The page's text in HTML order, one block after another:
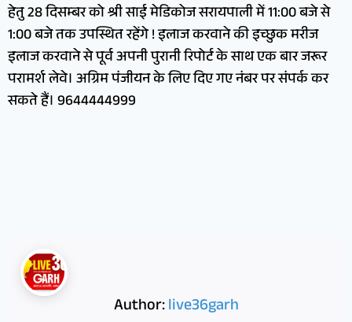
हेतु 28 दिसम्बर को श्री साई मेडिकोज सरायपाली में 11:00 बजे से
1:00 बजे तक उपस्थित रहेंगे ! इलाज करवाने की इच्छुक मरीज
इलाज करवाने से पूर्व अपनी पुरानी रिपोर्ट के साथ एक बार जरूर
परामर्श लेवे। अग्रिम पंजीयन के लिए दिए गए नंबर पर संपर्क कर
सकते हैं। 9644444999
Author:live36garh